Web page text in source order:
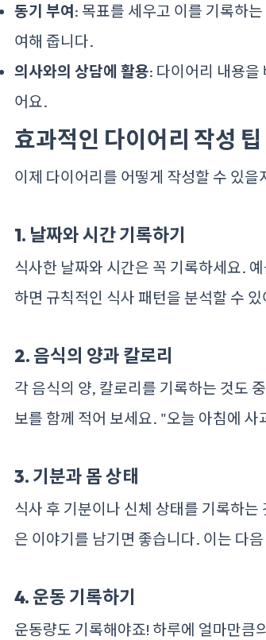
동기 부여: 목표를 세우고 이를 기록하
여해 줍니다.
의사와의 상담에 활용: 다이어리 내용을
어요.
효과적인 다이어리 작성 팁
이제 다이어리를 어떻게 작성할 수 있을
1. 날짜와 시간 기록하기
식사한 날짜와 시간은 꼭 기록하세요.
하면 규칙적인 식사 패턴을 분석할 수
2. 음식의 양과 칼로리
각 음식의 양, 칼로리를 기록하는 것도
보를 함께 적어 보세요. "오늘 아침에
3. 기분과 몸 상태
식사 후 기분이나 신체 상태를 기록하
은 이야기를 남기면 좋습니다. 이는 다
4. 운동 기록하기
운동량도 기록해야죠! 하루에 얼마만큼